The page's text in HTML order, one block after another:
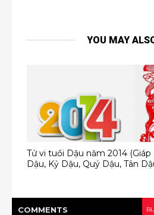
YOU MAY
Tử vi tuổi Dậu năm 2014
Dậu, Kỷ Dậu, Quý Dậu, Tân
COMMENTS